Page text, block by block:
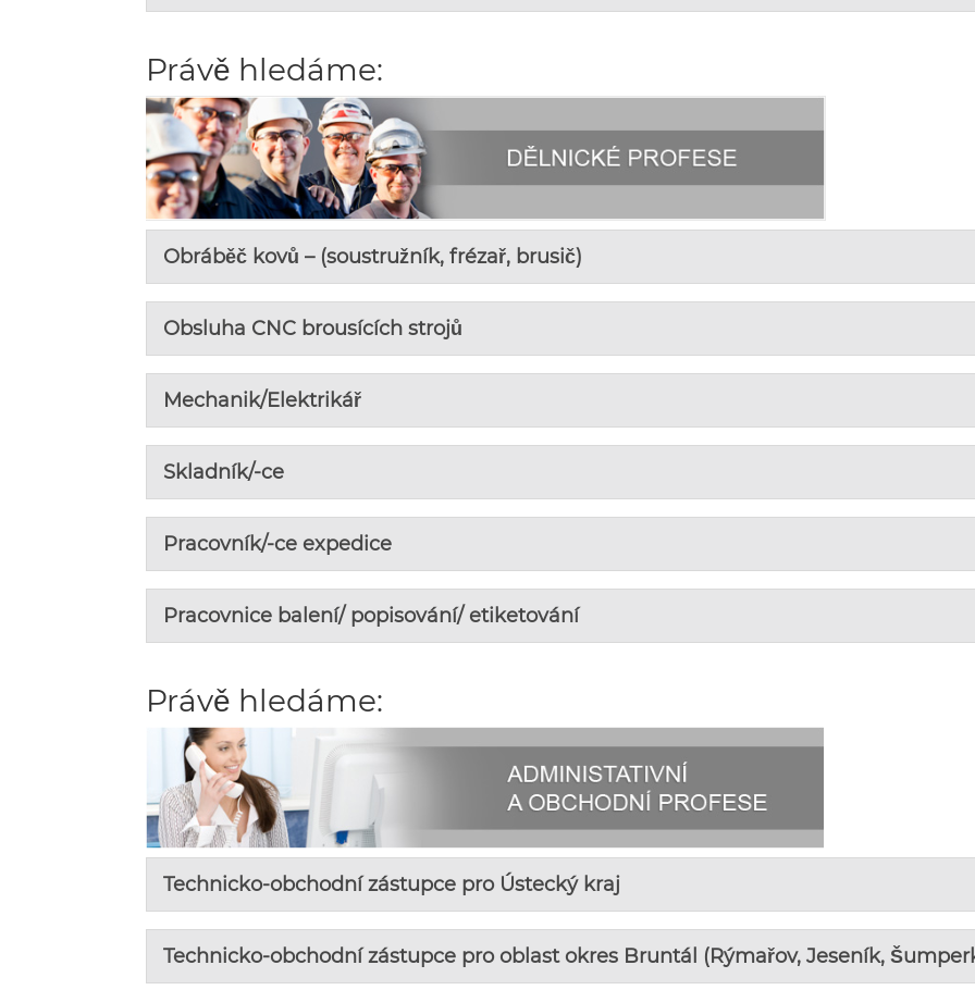
Právě hledáme:
Obráběč kovů – (soustružník, frézař, brusič)
Obsluha CNC brousících strojů
Mechanik/Elektrikář
Skladník/-ce
Pracovník/-ce expedice
Pracovnice balení/ popisování/ etiketování
Právě hledáme:
Technicko-obchodní zástupce pro Ústecký kraj
Technicko-obchodní zástupce pro oblast okres Bruntál (Rýmařov, Jeseník,